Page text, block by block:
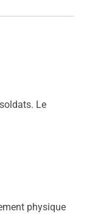
Le
physique